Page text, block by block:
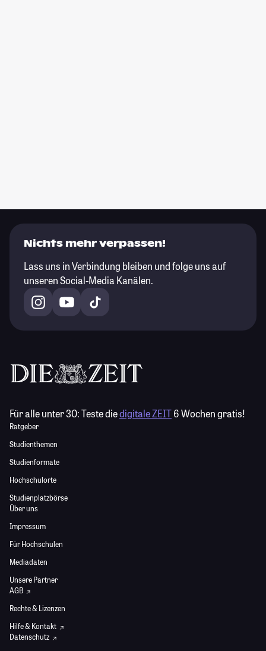
Nichts mehr verpassen!
Lass uns in Verbindung bleiben und folge uns auf
unseren Social-Media Kanälen.
Für alle unter 30:Teste diedigitale ZEIT6 Wochen gratis!
Ratgeber
Studienthemen
Studienformate
Hochschulorte
Studienplatzbörse
Über uns
Impressum
Für Hochschulen
Mediadaten
Unsere Partner
AGB
Rechte & Lizenzen
Hilfe & Kontakt
Datenschutz